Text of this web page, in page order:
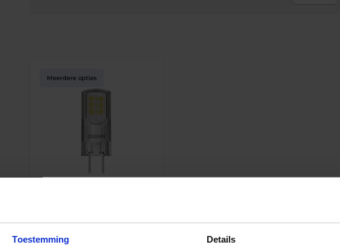
Toestemming Details
Meerdere opties